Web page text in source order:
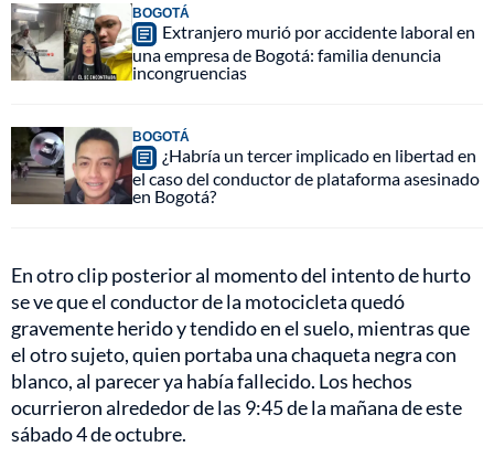
BOGOTÁ
Extranjero murió por accidente laboral en
una empresa de Bogotá: familia denuncia
incongruencias
BOGOTÁ
¿Habría un tercer implicado en libertad en
el caso del conductor de plataforma asesinado
en Bogotá?
En otro clip posterior al momento del intento de hurto
se ve que el conductor de la motocicleta quedó
gravemente herido y tendido en el suelo, mientras que
el otro sujeto, quien portaba una chaqueta negra con
blanco, al parecer ya había fallecido. Los hechos
ocurrieron alrededor de las 9:45 de la mañana de este
sábado 4 de octubre.